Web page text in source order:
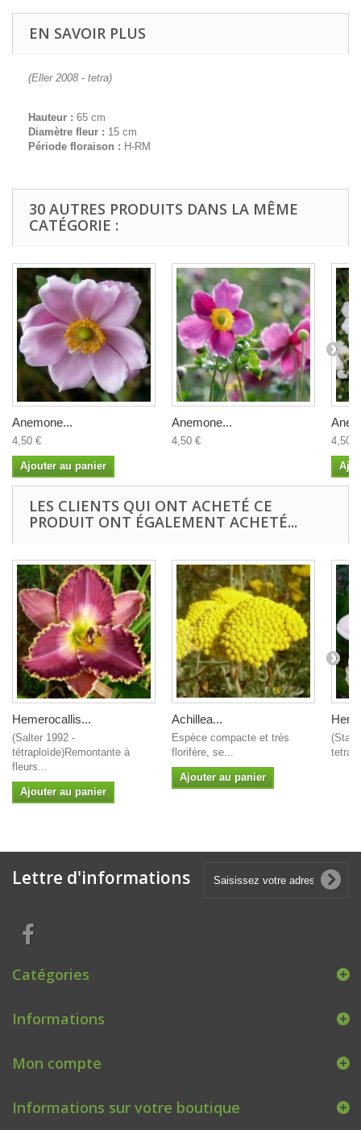
EN SAVOIR PLUS
(Eller 2008 - tetra)
Hauteur : 65 cm
Diamètre fleur : 15 cm
Période floraison : H-RM
30 AUTRES PRODUITS DANS LA MÊME
CATÉGORIE :
Anemone...
4,50 €
Ajouter au panier
Anemone...
4,50 € 4,50 €
LES CLIENTS QUI ONT ACHETÉ CE
PRODUIT ONT ÉGALEMENT ACHETÉ...
Hemerocallis...
(Salter 1992 -
tétraploïde)Remontante à
fleurs...
Ajouter au panier
Achillea...
Espèce compacte et très
florifère, se...
Ajouter au panier
Lettre d'informations
Catégories
Informations
Mon compte
Informations sur votre boutique